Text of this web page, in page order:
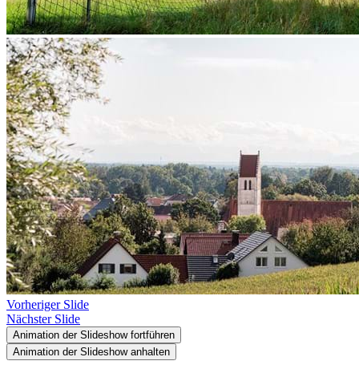
Vorheriger Slide
Nächster Slide
Animation der Slideshow fortführen
Animation der Slideshow anhalten